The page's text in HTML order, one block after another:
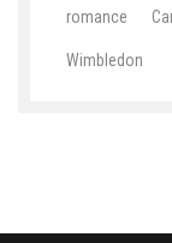
romance
Wimbledon